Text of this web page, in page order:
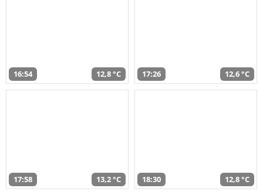
16:54 12,8 °C 17:26 12,6 °C
17:58 13,2 °C 18:30 12,8 °C